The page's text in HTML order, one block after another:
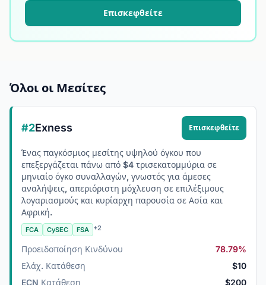
Επισκεφθείτε
Όλοι οι Μεσίτες
#2Exness Επισκεφθείτε
Ένας παγκόσμιος μεσίτης υψηλού όγκου που
επεξεργάζεται πάνω από $4 τρισεκατομμύρια σε
μηνιαίο όγκο συναλλαγών, γνωστός για άμεσες
αναλήψεις, απεριόριστη μόχλευση σε επιλέξιμους
λογαριασμούς και κυρίαρχη παρουσία σε Ασία και
Αφρική.
FCA CySEC FSA +2
Προειδοποίηση Κινδύνου
78.79%
Ελάχ. Κατάθεση
$10
ECN Κατάθεση
$200